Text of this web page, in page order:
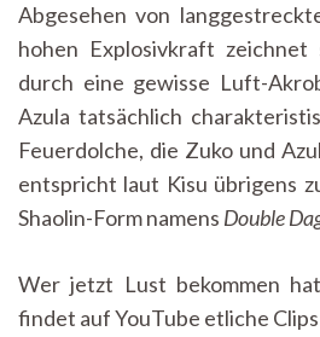
Abgesehen von
hohen Explosivkraft zeichnet
durch eine gewisse Luft-
Azula tatsächlich
Feuerdolche, die Zuko und
entspricht laut Kisu übrigens
Shaolin-Form namens Double
Wer jetzt Lust bekommen
findet auf YouTube etliche